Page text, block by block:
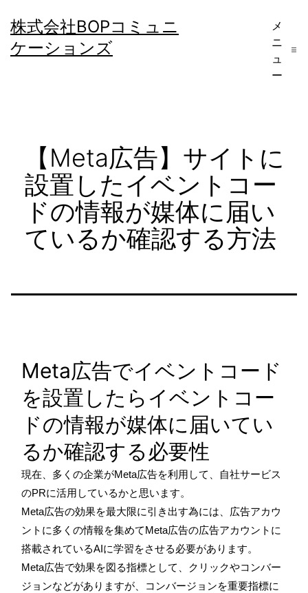
ン
テ
株式会社BOPコミュニ
ケーションズ
メ
ニ
ュ
ー
【Meta広告】サイトに
設置したイベントコー
ドの情報が媒体に届い
ているか確認する方法
Meta広告でイベントコード
を設置したらイベントコー
ドの情報が媒体に届いてい
るか確認する必要性
現在、多くの企業がMeta広告を利用して、自社サービス
のPRに活用しているかと思います。
Meta広告の効果を最大限に引き出す為には、広告アカウ
ントに多くの情報を集めてMeta広告の広告アカウントに
搭載されているAIに学習をさせる必要があります。
Meta広告で効果を図る指標として、クリックやコンバー
ジョンなどがありますが、コンバージョンを重要指標に